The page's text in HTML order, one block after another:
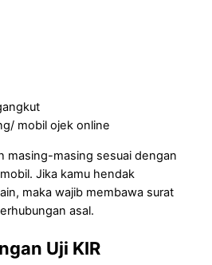
mobil ojek online
masing-masing sesuai dengan
Jika kamu hendak
maka wajib membawa surat
asal.
Uji KIR